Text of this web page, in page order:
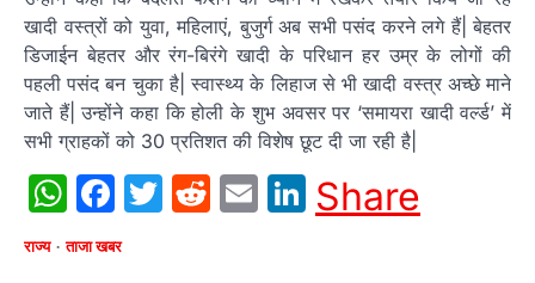
खादी वस्त्रों को युवा, महिलाएं, बुजुर्ग अब सभी पसंद करने लगे हैं| बेहतर
डिजाईन बेहतर और रंग-बिरंगे खादी के परिधान हर उम्र के लोगों की
पहली पसंद बन चुका है| स्वास्थ्य के लिहाज से भी खादी वस्त्र अच्छे माने
जाते हैं| उन्होंने कहा कि होली के शुभ अवसर पर ‘समायरा खादी वर्ल्ड’ में
सभी ग्राहकों को 30 प्रतिशत की विशेष छूट दी जा रही है|
WhatsApp
Facebook
Twitter
Reddit
EmailLinkedIn
Share
राज्य ताजा खबर